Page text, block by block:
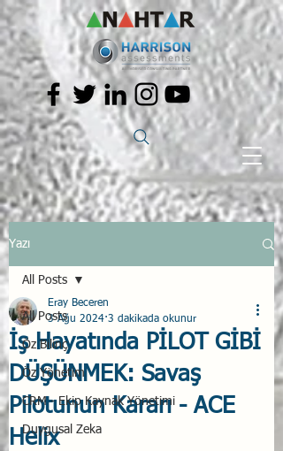
Yazı
All Posts
Öz Bilinç
Öz Yönetim
CRM - Ekip Kaynak Yönetimi
Duygusal Zeka
All Posts
İş Hayatında PİLOT GİBİ
DÜŞÜNMEK: Savaş
Pilotunun Kararı - ACE
Helix
Eray Beceren
3 Ağu 2024 3 dakikada okunur